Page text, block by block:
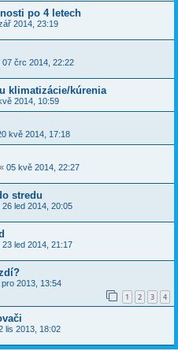
po 4 letech
2014, 23:19
07 črc 2014, 22:22
klimatizácie/kúrenia
2014, 10:59
kvě 2014, 17:18
« 05 kvě 2014, 22:27
stredu
26 led 2014, 20:05
23 led 2014, 21:17
pro 2013, 13:54
1 2 3 4
lis 2013, 18:02